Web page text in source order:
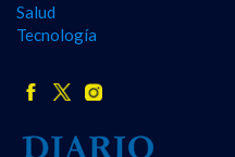
Salud
Tecnología